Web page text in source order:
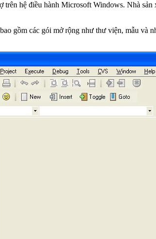
hệ điều hành Microsoft Windows. Nhà
gồm các gói mở rộng như thư viện, mẫu